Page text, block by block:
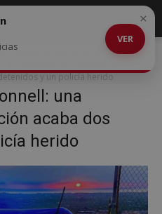
peligrosa persecución acaba con
y un policía herido
una
acaba dos
herido
VER
×